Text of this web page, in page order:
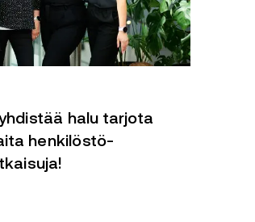
halu tarjota
henkilöstö-